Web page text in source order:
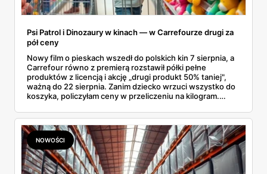
Psi Patrol i Dinozaury w kinach — w Carrefourze drugi za
pół ceny
Nowy film o pieskach wszedł do polskich kin 7 sierpnia, a
Carrefour równo z premierą rozstawił półki pełne
produktów z licencją i akcję „drugi produkt 50% taniej",
ważną do 22 sierpnia. Zanim dziecko wrzuci wszystko do
koszyka, policzyłam ceny w przeliczeniu na kilogram.
prawie 140 zł za kilogram, ale lody do mrożenia i rurki
waflowe bronią się nawet bez rabatu.
NOWOŚCI